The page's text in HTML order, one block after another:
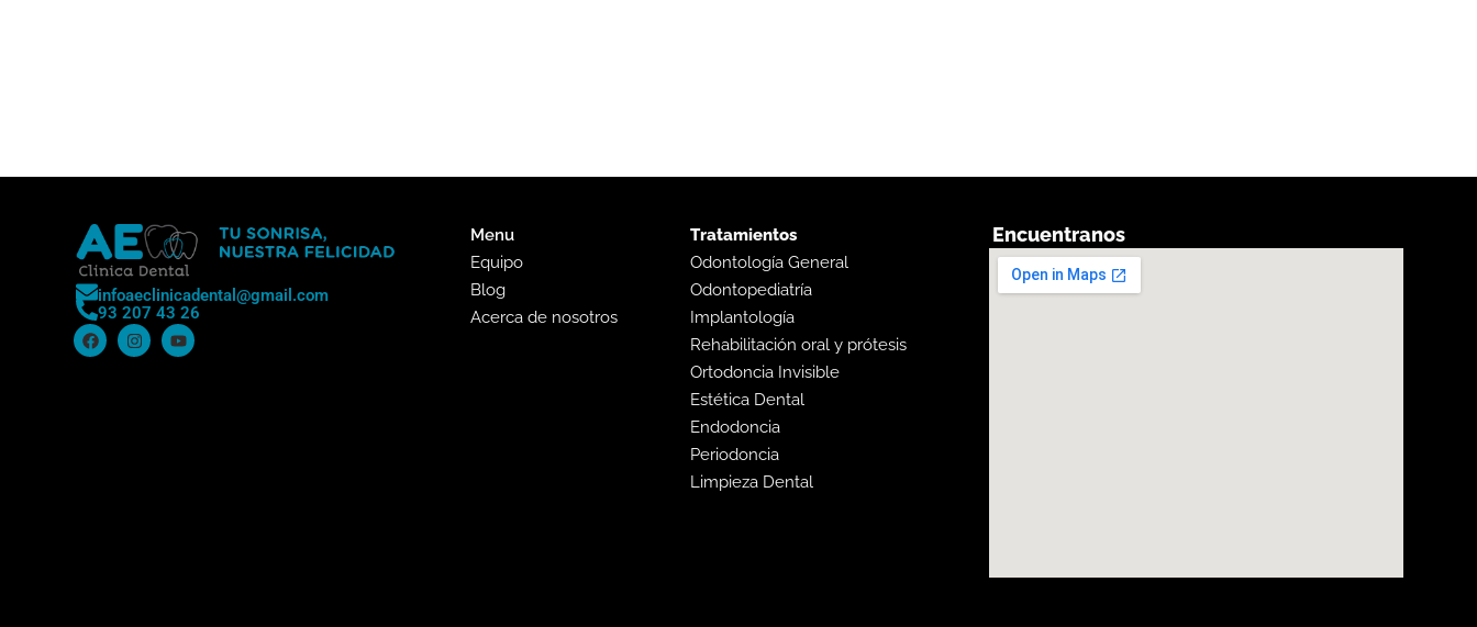
infoaeclinicadental@gmail.com
93 207 43 26
Menu
Equipo
Blog
Acerca de nosotros
Tratamientos
Odontología General
Odontopediatría
Implantología
Rehabilitación oral y prótesis
Ortodoncia Invisible
Estética Dental
Endodoncia
Periodoncia
Limpieza Dental
Encuentranos